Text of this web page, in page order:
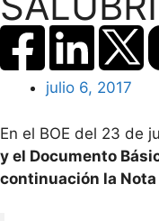
julio 6, 2017
En el BOE del 23 de
y el Documento
continuación la